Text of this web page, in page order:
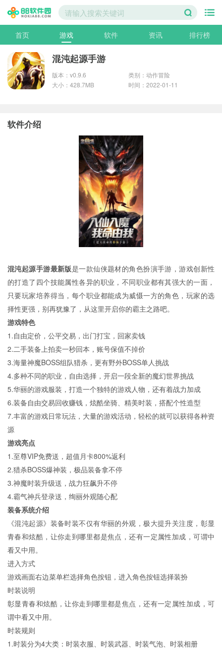
首页 游戏 软件 资讯 排行榜
混沌起源手游
版本：v0.9.6
类别：动作冒险
大小：428.7MB
时间：2022-01-11
软件介绍
混沌起源手游最新版是一款仙侠题材的角色扮演手游，游戏创新性
的打造了四个技能属性各异的职业，不同职业都有其强大的一面，
只要玩家培养得当，每个职业都能成为威慑一方的角色，玩家的选
择性更强，别再犹豫了，从这里开启你的霸主之路吧。
游戏特色
1.自由定价，公平交易，出门打宝，回家卖钱
2.二手装备上拍卖一秒回本，账号保值不掉价
3.海量神魔BOSS组队猎杀，更有野外BOSS单人挑战
4.多种不同的职业，自由选择，开启一段全新的魔幻世界挑战
5.华丽的游戏服装，打造一个独特的游戏人物，还有着战力加成
6.装备自由交易回收赚钱，炫酷坐骑、精美时装，搭配个性造型
7.丰富的游戏日常玩法，大量的游戏活动，轻松的就可以获得各种资
源
游戏亮点
1.至尊VIP免费送，超值月卡800%返利
2.猎杀BOSS爆神装，极品装备拿不停
3.神魔时装升级送，战力狂飙升不停
4.霸气神兵登录送，绚丽外观随心配
装备系统介绍
《混沌起源》装备时装不仅有华丽的外观，极大提升关注度，彰显
青春和炫酷，让你走到哪里都是焦点，还有一定属性加成，可谓中
看又中用。
进入方式
游戏画面右边菜单栏选择角色按钮，进入角色按钮选择装扮
时装说明
彰显青春和炫酷，让你走到哪里都是焦点，还有一定属性加成，可
谓中看又中用。
时装规则
1.时装分为4大类：时装衣服、时装武器、时装气泡、时装相册